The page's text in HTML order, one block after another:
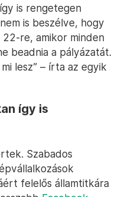
is rengetegen
is beszélve, hogy
22-re, amikor minden
beadnia a pályázatát.
lesz” – írta az egyik
így is
Szabados
felelős államtitkára